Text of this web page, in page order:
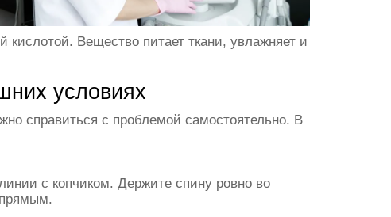
Вещество питает ткани, увлажняет и
условиях
справиться с проблемой самостоятельно. В
с копчиком. Держите спину ровно во